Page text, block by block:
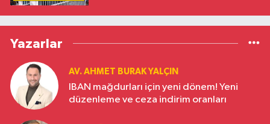
Yazarlar
AV. AHMET BURAK YALÇIN
IBAN mağdurları için yeni dönem! Yeni
düzenleme ve ceza indirim oranları